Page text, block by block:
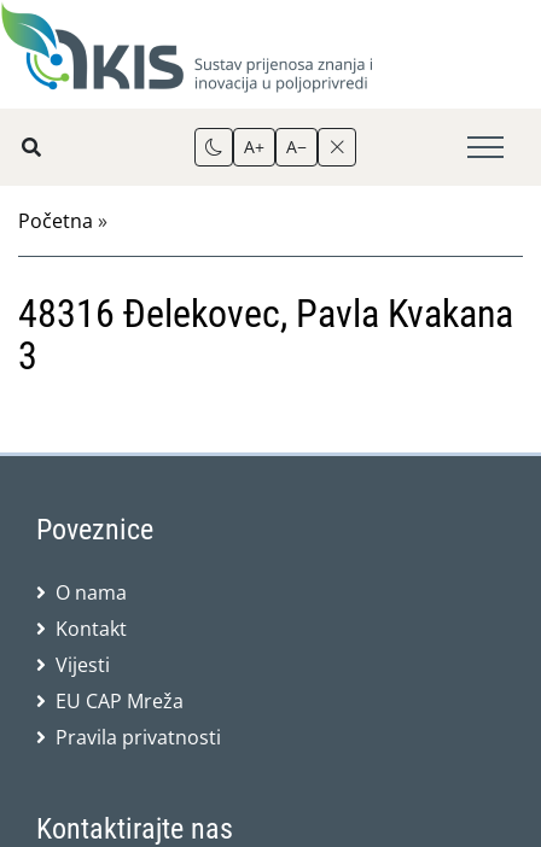
A+ A−
Početna »
48316 Đelekovec, Pavla Kvakana
3
Poveznice
O nama
Kontakt
Vijesti
EU CAP Mreža
Pravila privatnosti
Kontaktirajte nas